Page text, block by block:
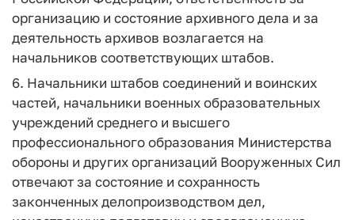
организацию и состояние архивного дела и за
деятельность архивов возлагается на
начальников соответствующих штабов.
6. Начальники штабов соединений и воинских
частей, начальники военных образовательных
учреждений среднего и высшего
профессионального образования Министерства
обороны и других организаций Вооруженных Сил
отвечают за состояние и сохранность
законченных делопроизводством дел,